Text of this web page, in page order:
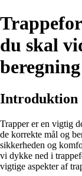
du skal
beregning
Introduktion
Trapper er en vigtig
de korrekte mål og
sikkerheden og
vi dykke ned i
vigtige aspekter af